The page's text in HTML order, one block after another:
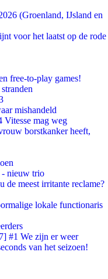
(Groenland, IJsland en
voor het laatst op de rode
free-to-play games!
mishandeld
mag weg
borstkanker heeft,
- nieuw trio
de meest irritante reclame?
lokale functionaris
#1 We zijn er weer
van het seizoen!